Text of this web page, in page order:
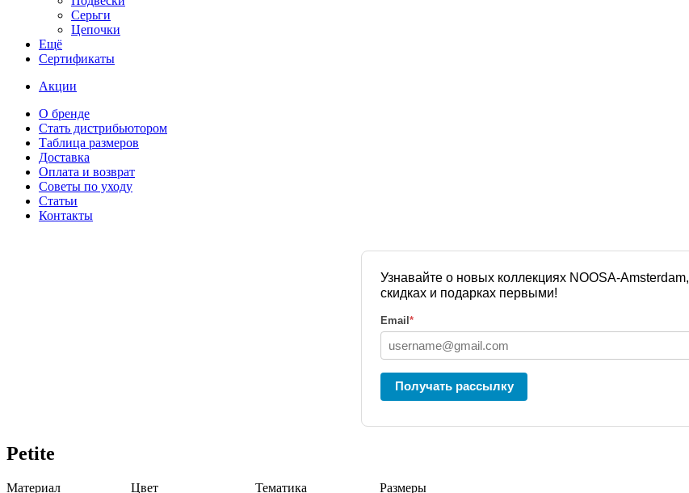
Серьги
Цепочки
Ещё
Сертификаты
Акции
О бренде
Стать дистрибьютором
Таблица размеров
Доставка
Оплата и возврат
Советы по уходу
Статьи
Контакты
Узнавайте о новых коллекциях NOOSA-Amsterdam,
скидках и подарках первыми!
Email *
Получать рассылку
Petite
Материал Цвет Тематика Размеры